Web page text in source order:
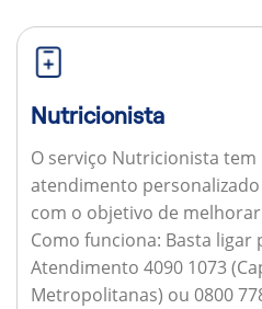
Nutricionista
O serviço Nutricionista
atendimento
com o objetivo de
Como funciona: Basta ligar
Atendimento 4090 1073
Metropolitanas) ou 0800